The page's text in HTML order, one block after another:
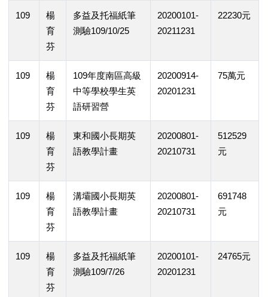
109
楊
育
芬
多益及托福紙筆
測驗109/10/25
20200101-
20211231
22230元
109
楊
育
芬
109年度南區高級
中等學校學生英
語研習營
20200914-
20201231
75萬元
109
楊
育
芬
東和國小長期英
語教學計畫
20200801-
20210731
512529
元
109
楊
育
芬
溝壩國小長期英
語教學計畫
20200801-
20210731
691748
元
109
楊
育
芬
多益及托福紙筆
測驗109/7/26
20200101-
20201231
24765元